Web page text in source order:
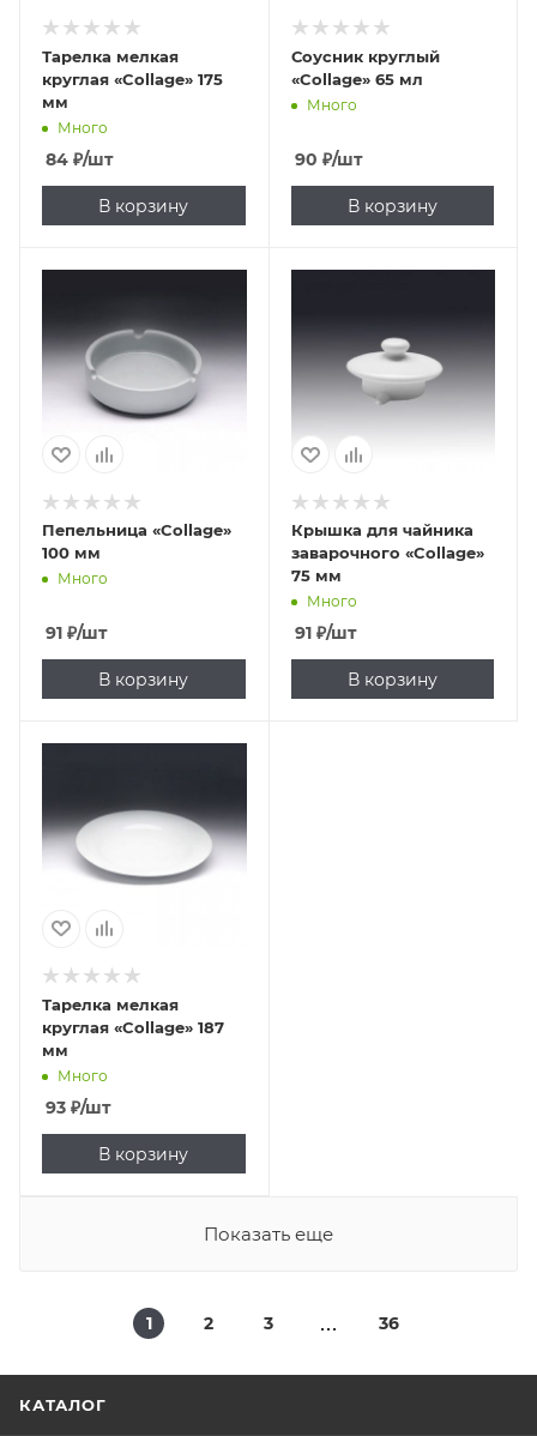
Тарелка мелкая
круглая «Collage» 175
мм
Много
84 ₽/шт
В корзину
Соусник круглый
«Collage» 65 мл
Много
90 ₽/шт
В корзину
Пепельница «Collage»
100 мм
Много
91 ₽/шт
В корзину
Крышка для чайника
заварочного «Collage»
75 мм
Много
91₽/шт
В корзину
Тарелка мелкая
круглая «Collage» 187
мм
Много
93 ₽/шт
В корзину
Показать еще
1 2 3 36
КАТАЛОГ